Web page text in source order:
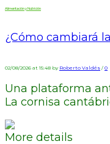
Alimentación y Nutrición
¿Cómo cambiará
02/08/2026 at 15:48 by Roberto Valdés / 0
Una plataforma
La cornisa
More details